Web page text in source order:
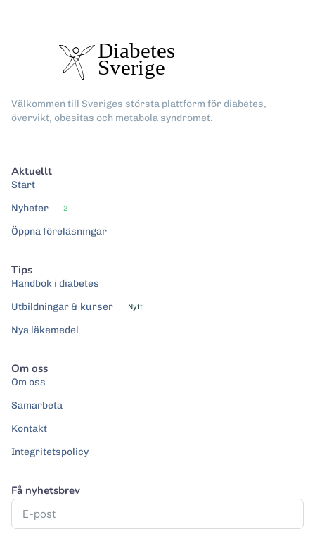
Välkommen till Sveriges största plattform för diabetes,
övervikt, obesitas och metabola syndromet.
Aktuellt
Start
Nyheter
2
Öppna föreläsningar
Tips
Handbok i diabetes
Utbildningar & kurser
Nytt
Nya läkemedel
Om oss
Om oss
Samarbeta
Kontakt
Integritetspolicy
Få nyhetsbrev